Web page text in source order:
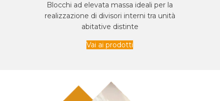
Blocchi ad elevata massa ideali per la
realizzazione di divisori interni tra unità
abitative distinte
Vai ai prodotti